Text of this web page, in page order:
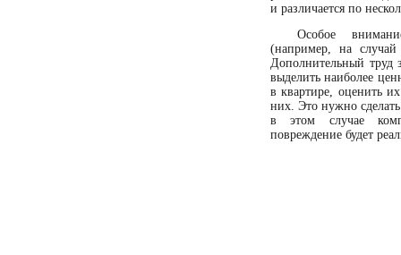
и различается по
Особое
(например, на
Дополнительный труд
выделить наиболее
в квартире, оценить
них. Это нужно
в этом случае
повреждение будет